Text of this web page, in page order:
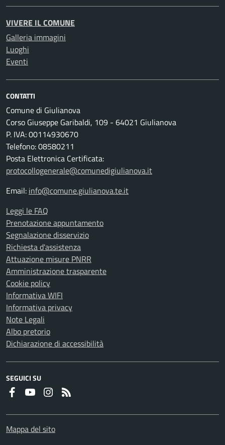
VIVERE IL COMUNE
Galleria immagini
Luoghi
Eventi
CONTATTI
Comune di Giulianova
Corso Giuseppe Garibaldi, 109 - 64021 Giulianova
P. IVA: 00114930670
Telefono: 08580211
Posta Elettronica Certificata:
protocollogenerale@comunedigiulianova.it
Email: info@comune.giulianova.te.it
Leggi le FAQ
Prenotazione appuntamento
Segnalazione disservizio
Richiesta d'assistenza
Attuazione misure PNRR
Amministrazione trasparente
Cookie policy
Informativa WIFI
Informativa privacy
Note Legali
Albo pretorio
Dichiarazione di accessibilità
SEGUICI SU
FaceboookYoutubeInstagram
Mappa del sito